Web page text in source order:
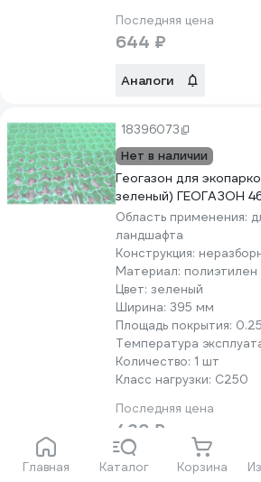
Главная Каталог Корзина
Последняя цена
644 ₽
Аналоги
18396073
Нет в наличии
Геогазон для
зеленый) ГЕОГАЗОН
Область применения:
ландшафта
Конструкция:
Материал: полиэтилен
Цвет: зеленый
Ширина: 395 мм
Площадь покрытия:
Температура
Количество: 1 шт
Класс нагрузки: С250
Последняя цена
438 ₽
Подписаться